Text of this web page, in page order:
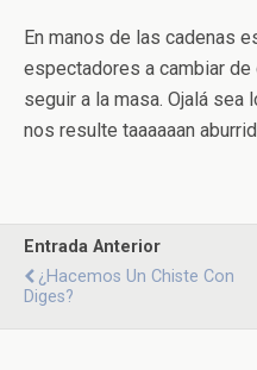
En manos de las cadenas
espectadores a cambiar
seguir a la masa. Ojalá sea
nos resulte taaaaaan
Entrada Anterior
¿Hacemos Un Chiste Con
Diges?